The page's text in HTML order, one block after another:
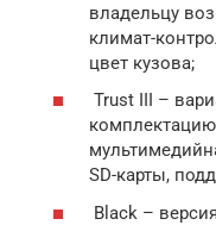
владельцу
климат-
цвет кузова;
Trust III –
SD-карты,
Black –